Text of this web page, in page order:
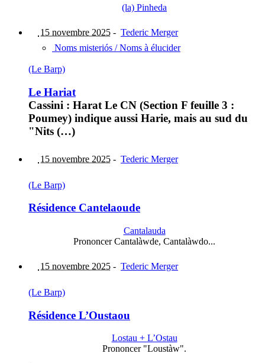
(la) Pinheda
15 novembre 2025 - Tederic Merger
Noms misteriós / Noms à élucider
(Le Barp)
Le Hariat
Cassini : Harat Le CN (Section F feuille 3 :
Poumey) indique aussi Harie, mais au sud du
"Nits (…)
15 novembre 2025 - Tederic Merger
(Le Barp)
Résidence Cantelaoude
Cantalauda
Prononcer Cantalàwde, Cantalàwdo...
15 novembre 2025 - Tederic Merger
(Le Barp)
Résidence L’Oustaou
Lostau + L’Ostau
Prononcer "Loustàw".